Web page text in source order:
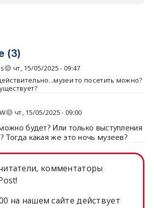
(3)
чт, 15/05/2025 - 09:47
то посетить можно?
чт, 15/05/2025 - 09:00
будет? Или только выступления
Тогда какая же это ночь музеев?
комментаторы
на нашем сайте действует